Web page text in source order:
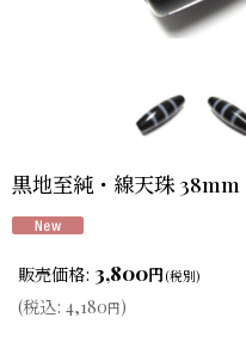
黒地至純・線天珠 38mm
販売価格: 3,800円(税別)
(税込: 4,180円)